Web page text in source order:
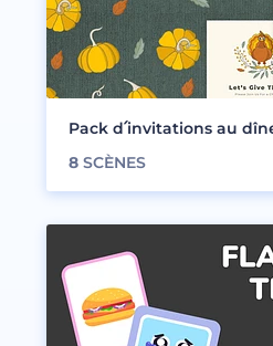
Pack d՛invitations au
8 SCÈNES